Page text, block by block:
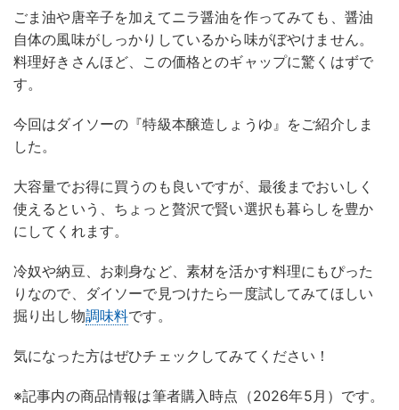
ごま油や唐辛子を加えてニラ醤油を作ってみても、醤油
自体の風味がしっかりしているから味がぼやけません。
料理好きさんほど、この価格とのギャップに驚くはずで
す。
今回はダイソーの『特級本醸造しょうゆ』をご紹介しま
した。
大容量でお得に買うのも良いですが、最後までおいしく
使えるという、ちょっと贅沢で賢い選択も暮らしを豊か
にしてくれます。
冷奴や納豆、お刺身など、素材を活かす料理にもぴった
りなので、ダイソーで見つけたら一度試してみてほしい
掘り出し物調味料です。
気になった方はぜひチェックしてみてください！
※記事内の商品情報は筆者購入時点（2026年5月）です。